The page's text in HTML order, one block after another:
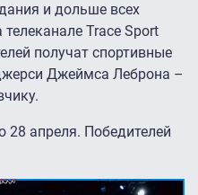
и дольше всех
Trace Sport
получат спортивные
Джеймса Леброна –
28 апреля. Победителей